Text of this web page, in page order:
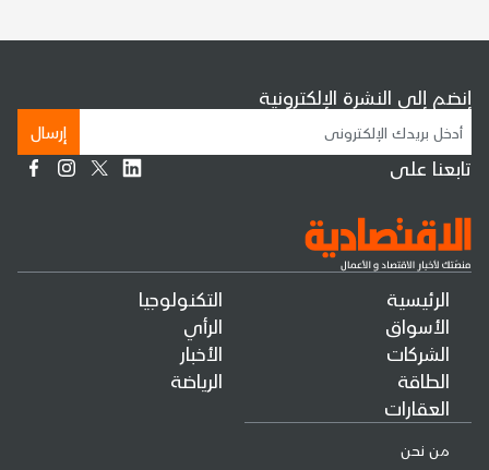
الرئيسية
الأسواق
الشركات
الطاقة
العقارات
التكنولوجيا
الرأي
الأخبار
الرياضة
من نحن
إنضم إلى النشرة الإلكترونية
إرسال
تابعنا على